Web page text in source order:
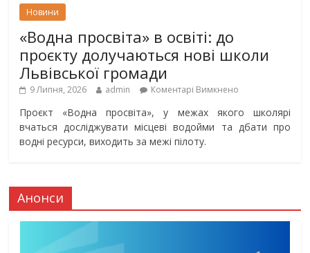
Новини
«Водна просвіта» в освіті: до
проєкту долучаються нові школи
Львівської громади
9 Липня, 2026 admin Коментарі Вимкнено
Проєкт «Водна просвіта», у межах якого школярі
вчаться досліджувати місцеві водойми та дбати про
водні ресурси, виходить за межі пілоту.
Анонси